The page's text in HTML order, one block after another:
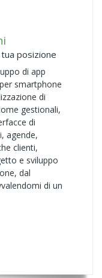
posizione
di app
smartphone
di
gestionali,
di
agende,
clienti,
e sviluppo
dal
di un